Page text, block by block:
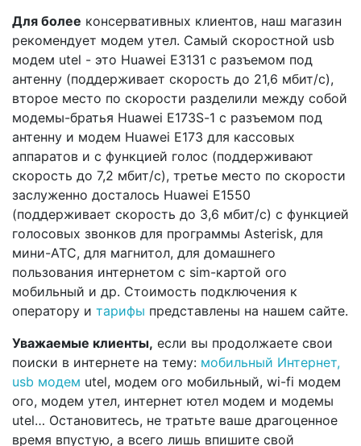
Для более консервативных клиентов, наш магазин
рекомендует модем утел. Самый скоростной usb
модем utel - это Huawei E3131 с разъемом под
антенну (поддерживает скорость до 21,6 мбит/с),
второе место по скорости разделили между собой
модемы-братья Huawei E173S-1 с разъемом под
антенну и модем Huawei E173 для кассовых
аппаратов и с функцией голос (поддерживают
скорость до 7,2 мбит/с), третье место по скорости
заслуженно досталось Huawei E1550
(поддерживает скорость до 3,6 мбит/с) с функцией
голосовых звонков для программы Asterisk, для
мини-АТС, для магнитол, для домашнего
пользования интернетом с sim-картой ого
мобильный и др. Стоимость подключения к
оператору и тарифы представлены на нашем сайте.
Уважаемые клиенты, если вы продолжаете свои
поиски в интернете на тему: мобильный Интернет,
usb модем utel, модем ого мобильный, wi-fi модем
ого, модем утел, интернет ютел модем и модемы
utel… Остановитесь, не тратьте ваше драгоценное
время впустую, а всего лишь впишите свой